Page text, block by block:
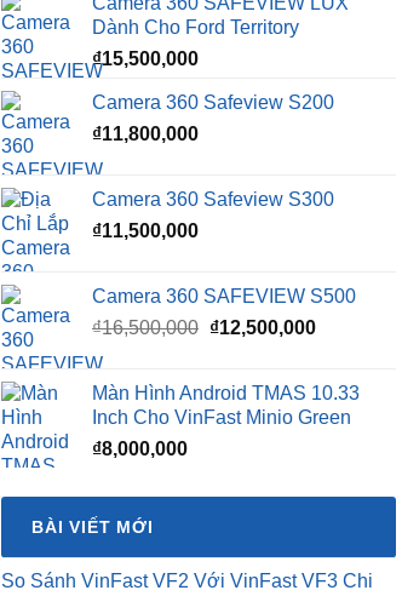
Dành Cho Ford Territory
₫15,500,000
Camera 360 Safeview S200
₫11,800,000
Camera 360 Safeview S300
₫11,500,000
Camera 360 SAFEVIEW S500
₫16,500,000 Giá
₫16,500,000.
₫12,500,000Giá
là:
Màn Hình Android TMAS 10.33
Inch Cho VinFast Minio Green
₫8,000,000
BÀI VIẾT MỚI
So Sánh VinFast VF2 Với VinFast VF3 Chi